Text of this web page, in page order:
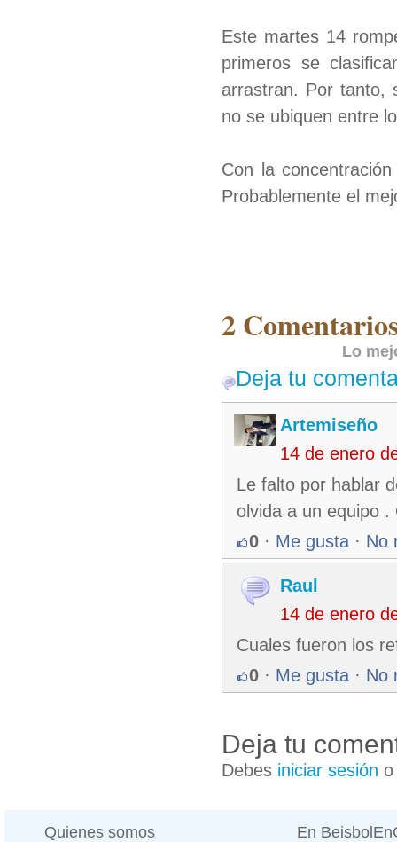
Este martes 14
primeros se
arrastran. Por tanto,
no se ubiquen entre
Con la
Probablemente el
2
Lo
Deja tu
Artemiseño
14 de enero
Le falto por hablar
olvida a un equipo
0 · Me gusta · No
Raul
14 de enero
Cuales fueron los
0 · Me gusta · No
Deja tu
Debes iniciar sesión
Quienes somos En